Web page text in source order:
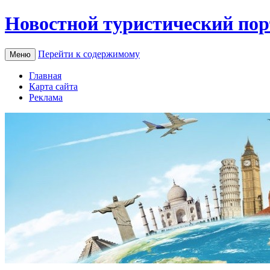
Новостной туристический
Меню Перейти к содержимому
Главная
Карта сайта
Реклама